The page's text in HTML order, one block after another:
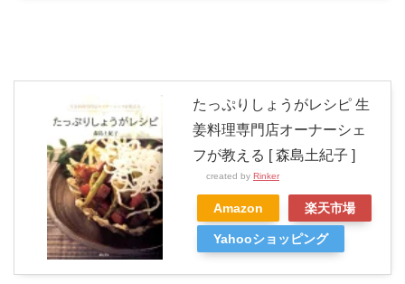
たっぷりしょうがレシピ 生
姜料理専門店オーナーシェ
フが教える [ 森島土紀子 ]
created by Rinker
Amazon 楽天市場
Yahooショッピング